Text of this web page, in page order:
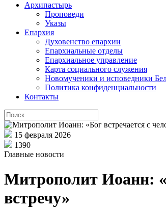
Архипастырь
Проповеди
Указы
Епархия
Духовенство епархии
Епархиальные отделы
Епархиальное управление
Карта социального служения
Новомученики и исповедники
Политика конфиденциальности
Контакты
15 февраля 2026
1390
Главные новости
Митрополит Иоанн:
встречу»